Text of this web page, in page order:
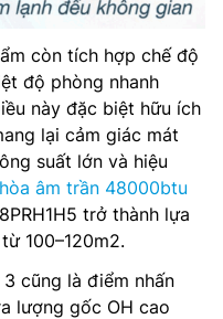
còn tích hợp chế độ
độ phòng nhanh
này đặc biệt hữu ích
lại cảm giác mát
suất lớn và hiệu
âm trần 48000btu
trở thành lựa
100–120m2.
cũng là điểm nhấn
lượng gốc OH cao